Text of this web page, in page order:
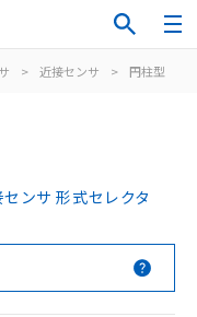
> 近接センサ > 円柱型
ンサ 形式セレクタ